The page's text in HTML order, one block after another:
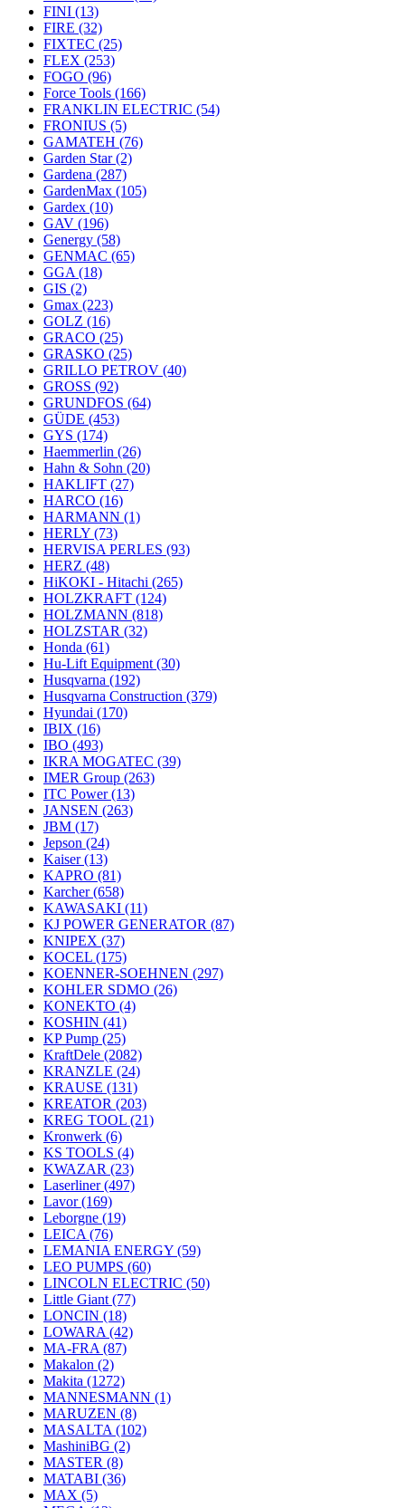
FINI (13)
FIRE (32)
FIXTEC (25)
FLEX (253)
FOGO (96)
Force Tools (166)
FRANKLIN ELECTRIC (54)
FRONIUS (5)
GAMATEH (76)
Garden Star(2)
Gardena (287)
GardenMax (105)
Gardex (10)
GAV (196)
Genergy (58)
GENMAC (65)
GGA (18)
GIS (2)
Gmax (223)
GOLZ (16)
GRACO (25)
GRASKO (25)
GRILLO PETROV (40)
GROSS (92)
GRUNDFOS (64)
GÜDE (453)
GYS (174)
Haemmerlin (26)
Hahn & Sohn (20)
HAKLIFT (27)
HARCO (16)
HARMANN (1)
HERLY (73)
HERVISA PERLES (93)
HERZ (48)
HiKOKI - Hitachi (265)
HOLZKRAFT (124)
HOLZMANN (818)
HOLZSTAR (32)
Honda (61)
Hu-Lift Equipment (30)
Husqvarna (192)
Husqvarna Construction (379)
Hyundai (170)
IBIX (16)
IBO (493)
IKRA MOGATEC (39)
IMER Group (263)
ITC Power(13)
JANSEN (263)
JBM (17)
Jepson (24)
Kaiser(13)
KAPRO (81)
Karcher(658)
KAWASAKI (11)
KJ POWER GENERATOR (87)
KNIPEX (37)
KOCEL (175)
KOENNER-SOEHNEN (297)
KOHLER SDMO (26)
KONEKTO (4)
KOSHIN (41)
KP Pump (25)
KraftDele (2082)
KRANZLE (24)
KRAUSE (131)
KREATOR (203)
KREG TOOL (21)
Kronwerk (6)
KS TOOLS (4)
KWAZAR (23)
Laserliner(497)
Lavor(169)
Leborgne (19)
LEICA (76)
LEMANIA ENERGY (59)
LEO PUMPS (60)
LINCOLN ELECTRIC (50)
Little Giant (77)
LONCIN (18)
LOWARA (42)
MA-FRA (87)
Makalon (2)
Makita (1272)
MANNESMANN (1)
MARUZEN (8)
MASALTA (102)
MashiniBG (2)
MASTER (8)
MATABI (36)
MAX (5)